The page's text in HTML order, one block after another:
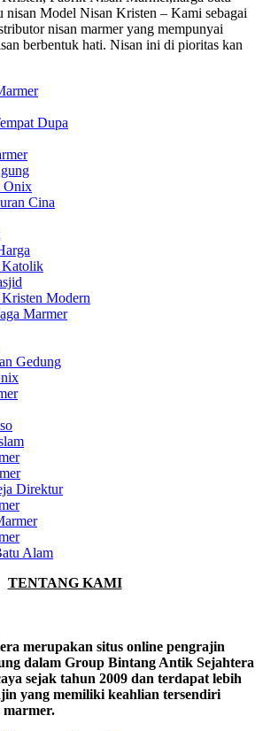
nisan Model Nisan Kristen – Kami sebagai
nisan marmer yang mempunyai
berbentuk hati. Nisan ini di pioritas kan
Dupa
Onix
Cina
Katolik
Modern
Marmer
Gedung
Direktur
Alam
TENTANG KAMI
merupakan situs online pengrajin
dalam Group Bintang Antik Sejahtera
sejak tahun 2009 dan terdapat lebih
yang memiliki keahlian tersendiri
marmer.